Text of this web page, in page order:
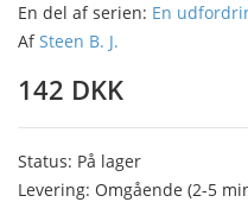
En del af serien: En
AfSteen B. J.
142 DKK
Status: På lager
Levering: Omgående (2-5